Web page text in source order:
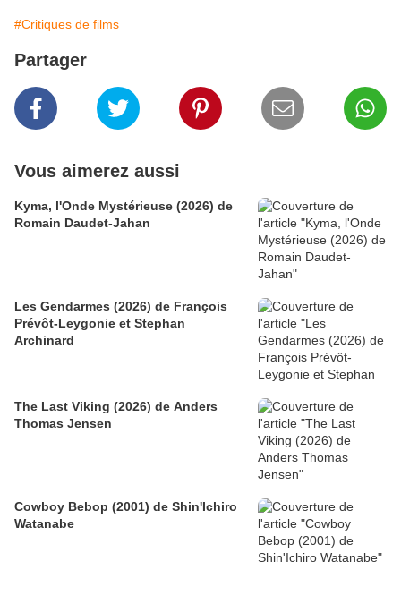
#Critiques de films
Partager
Vous aimerez aussi
Kyma, l'Onde Mystérieuse (2026) de
Romain Daudet-Jahan
Les Gendarmes (2026) de François
Prévôt-Leygonie et Stephan
Archinard
The Last Viking (2026) de Anders
Thomas Jensen
Cowboy Bebop (2001) de Shin'Ichiro
Watanabe